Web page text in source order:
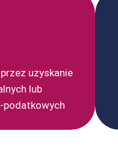
uzyskanie
lub
podatkowych